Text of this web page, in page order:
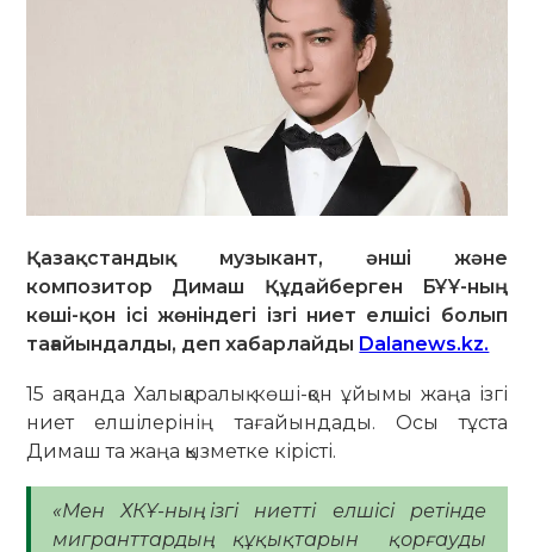
Қазақстандық музыкант, әнші және
композитор Димаш Құдайберген БҰҰ-ның
көші-қон ісі жөніндегі ізгі ниет елшісі болып
тағайындалды, деп хабарлайды Dalanews.kz.
15 ақпанда Халықаралық көші-қон ұйымы жаңа ізгі
ниет елшілерінің тағайындады. Осы тұста
Димаш та жаңа қызметке кірісті.
«Мен ХКҰ-ның ізгі ниетті елшісі ретінде
мигранттардың құқықтарын қорғауды